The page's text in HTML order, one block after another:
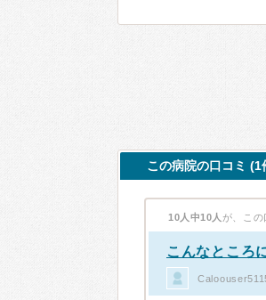
この病院の口コミ (1
10人中10人 が、この
こんなところ